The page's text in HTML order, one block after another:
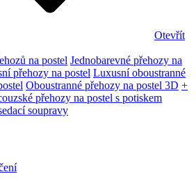
Otevřít
na postel Jednobarevné přehozy na
přehozy na postel Luxusní oboustranné
Oboustranné přehozy na postel 3D +
přehozy na postel s potiskem
soupravy